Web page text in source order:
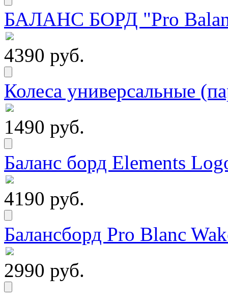
БАЛАНС БОРД "Pro
4390 руб.
Колеса универсальные
1490 руб.
Баланс борд Elements
4190 руб.
Балансборд Pro Blanc
2990 руб.